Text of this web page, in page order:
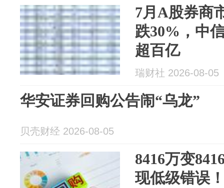
7月A股券商
跌30%，中
超百亿
瑞财社 2026-08-05
华安证券回购公告闹“乌龙”
贝壳财经 2026-08-05
8416万变
现低级错误